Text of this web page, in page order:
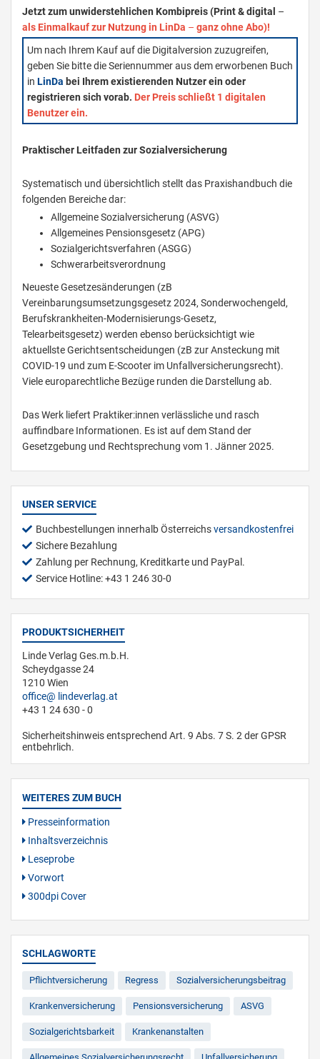
Jetzt zum unwiderstehlichen Kombipreis (Print & digital –
als Einmalkauf zur Nutzung in LinDa – ganz ohne Abo)!
Um nach Ihrem Kauf auf die Digitalversion zuzugreifen,
geben Sie bitte die Seriennummer aus dem erworbenen Buch
in LinDa bei Ihrem existierenden Nutzer ein oder
registrieren sich vorab. Der Preis schließt 1 digitalen
Benutzer ein.
Praktischer Leitfaden zur Sozialversicherung
Systematisch und übersichtlich stellt das Praxishandbuch die
folgenden Bereiche dar:
Allgemeine Sozialversicherung (ASVG)
Allgemeines Pensionsgesetz (APG)
Sozialgerichtsverfahren (ASGG)
Schwerarbeitsverordnung
Neueste Gesetzesänderungen (zB
Vereinbarungsumsetzungsgesetz 2024, Sonderwochengeld,
Berufskrankheiten-Modernisierungs-Gesetz,
Telearbeitsgesetz) werden ebenso berücksichtigt wie
aktuellste Gerichtsentscheidungen (zB zur Ansteckung mit
COVID-19 und zum E-Scooter im Unfallversicherungsrecht).
Viele europarechtliche Bezüge runden die Darstellung ab.
Das Werk liefert Praktiker:innen verlässliche und rasch
auffindbare Informationen. Es ist auf dem Stand der
Gesetzgebung und Rechtsprechung vom 1. Jänner 2025.
UNSER SERVICE
Buchbestellungen innerhalb Österreichsversandkostenfrei
Sichere Bezahlung
Zahlung per Rechnung, Kreditkarte und PayPal.
Service Hotline: +43 1 246 30-0
PRODUKTSICHERHEIT
Linde Verlag Ges.m.b.H.
Scheydgasse 24
1210 Wien
office
lindeverlag.at
+43 1 24 630 - 0
Sicherheitshinweis entsprechend Art. 9 Abs. 7 S. 2 der GPSR
entbehrlich.
WEITERES ZUM BUCH
Presseinformation
Inhaltsverzeichnis
Leseprobe
Vorwort
300dpi Cover
SCHLAGWORTE
Pflichtversicherung Regress Sozialversicherungsbeitrag
Krankenversicherung Pensionsversicherung ASVG
Sozialgerichtsbarkeit Krankenanstalten